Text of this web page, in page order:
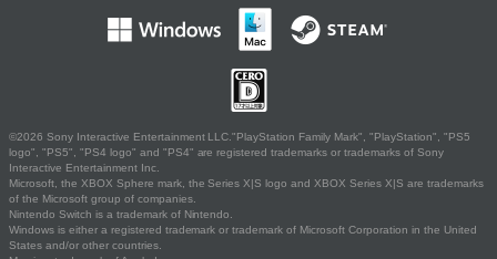
©2026 Sony Interactive Entertainment LLC."PlayStation Family Mark", "PlayStation", "PS5
logo", "PS5", "PS4 logo" and "PS4" are registered trademarks or trademarks of Sony
Interactive Entertainment Inc.
Microsoft, the XBOX Sphere mark, the Series X|S logo and XBOX Series X|S are trademarks
of the Microsoft group of companies.
Nintendo Switch is a trademark of Nintendo.
Windows is either a registered trademark or trademark of Microsoft Corporation in the United
States and/or other countries.